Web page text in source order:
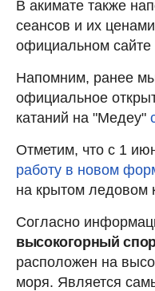
В акимате также
сеансов и их
официальном сайте
Напомним, ранее
официальное
катаний на "Медеу"
Отметим, что с 1
работу в новом
на крытом ледовом
Согласно
высокогорный
расположен на
моря. Является